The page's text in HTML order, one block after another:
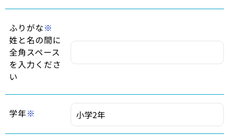
ふりがな※
姓と名の間に
全角スペース
を入力くださ
い
学年※